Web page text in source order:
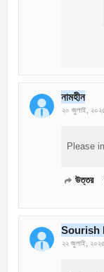
নামহীন
২০ জুলাই,
Please
উত্তর
Sourish
২২ জুলাই,